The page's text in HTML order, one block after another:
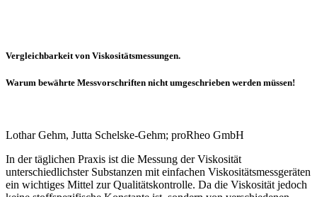
Vergleichbarkeit von Viskositätsmessungen.
Warum bewährte Messvorschriften nicht umgeschrieben werden müssen!
Lothar Gehm, Jutta Schelske-Gehm; proRheo GmbH
In der täglichen Praxis ist die Messung der Viskosität
unterschiedlichster Substanzen mit einfachen Viskositätsmessgeräten
ein wichtiges Mittel zur Qualitätskontrolle. Da die Viskosität jedoch